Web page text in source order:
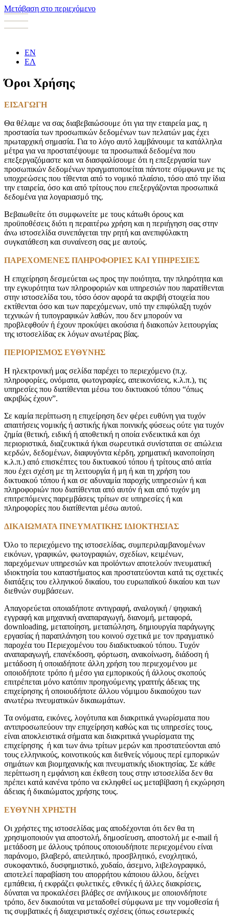
Μετάβαση στο περιεχόμενο
EN
ΕΛ
Όροι Χρήσης
ΕΙΣΑΓΩΓΗ
Θα θέλαμε να σας διαβεβαιώσουμε ότι για την εταιρεία μας, η
προστασία των προσωπικών δεδομένων των πελατών μας έχει
πρωταρχική σημασία. Για το λόγο αυτό λαμβάνουμε τα κατάλληλα
μέτρα για να προστατέψουμε τα προσωπικά δεδομένα που
επεξεργαζόμαστε και να διασφαλίσουμε ότι η επεξεργασία των
προσωπικών δεδομένων πραγματοποιείται πάντοτε σύμφωνα με τις
υποχρεώσεις που τίθενται από το νομικό πλαίσιο, τόσο από την ίδια
την εταιρεία, όσο και από τρίτους που επεξεργάζονται προσωπικά
δεδομένα για λογαριασμό της.
Βεβαιωθείτε ότι συμφωνείτε με τους κάτωθι όρους και
προϋποθέσεις διότι η περαιτέρω χρήση και η περιήγηση σας στην
άνω ιστοσελίδα συνεπάγεται την ρητή και ανεπιφύλακτη
συγκατάθεση και συναίνεση σας με αυτούς.
ΠΑΡΕΧΟΜΕΝΕΣ ΠΛΗΡΟΦΟΡΙΕΣ ΚΑΙ ΥΠΗΡΕΣΙΕΣ
Η επιχείρηση δεσμεύεται ως προς την ποιότητα, την πληρότητα και
την εγκυρότητα των πληροφοριών και υπηρεσιών που παρατίθενται
στην ιστοσελίδα του, τόσο όσον αφορά τα ακριβή στοιχεία που
εκτίθενται όσο και των παρεχόμενων, υπό την επιφύλαξη τυχόν
τεχνικών ή τυπογραφικών λαθών, που δεν μπορούν να
προβλεφθούν ή έχουν προκύψει ακούσια ή διακοπών λειτουργίας
της ιστοσελίδας εκ λόγων ανωτέρας βίας.
ΠΕΡΙΟΡΙΣΜΟΣ ΕΥΘΥΝΗΣ
Η ηλεκτρονική μας σελίδα παρέχει το περιεχόμενο (π.χ.
πληροφορίες, ονόματα, φωτογραφίες, απεικονίσεις, κ.λ.π.), τις
υπηρεσίες που διατίθενται μέσω του δικτυακού τόπου “όπως
ακριβώς έχουν”.
Σε καμία περίπτωση η επιχείρηση δεν φέρει ευθύνη για τυχόν
απαιτήσεις νομικής ή αστικής ή/και ποινικής φύσεως ούτε για τυχόν
ζημία (θετική, ειδική ή αποθετική η οποία ενδεικτικά και όχι
περιοριστικά, διαζευκτικά ή/και σωρευτικά συνίσταται σε απώλεια
κερδών, δεδομένων, διαφυγόντα κέρδη, χρηματική ικανοποίηση
κ.λ.π.) από επισκέπτες του δικτυακού τόπου ή τρίτους από αιτία
που έχει σχέση με τη λειτουργία ή μη ή και τη χρήση του
δικτυακού τόπου ή και σε αδυναμία παροχής υπηρεσιών ή και
πληροφοριών που διατίθενται από αυτόν ή και από τυχόν μη
επιτρεπόμενες παρεμβάσεις τρίτων σε υπηρεσίες ή και
πληροφορίες που διατίθενται μέσω αυτού.
ΔΙΚΑΙΩΜΑΤΑ ΠΝΕΥΜΑΤΙΚΗΣ ΙΔΙΟΚΤΗΣΙΑΣ
Όλο το περιεχόμενο της ιστοσελίδας, συμπεριλαμβανομένων
εικόνων, γραφικών, φωτογραφιών, σχεδίων, κειμένων,
παρεχόμενων υπηρεσιών και προϊόντων αποτελούν πνευματική
ιδιοκτησία του καταστήματος και προστατεύονται κατά τις σχετικές
διατάξεις του ελληνικού δικαίου, του ευρωπαϊκού δικαίου και των
διεθνών συμβάσεων.
Απαγορεύεται οποιαδήποτε αντιγραφή, αναλογική / ψηφιακή
εγγραφή και μηχανική αναπαραγωγή, διανομή, μεταφορά,
downloading, μεταποίηση, μεταπώληση, δημιουργία παράγωγης
εργασίας ή παραπλάνηση του κοινού σχετικά με τον πραγματικό
παροχέα του Περιεχομένου του διαδικτυακού τόπου. Τυχόν
αναπαραγωγή, επανέκδοση, φόρτωση, ανακοίνωση, διάδοση ή
μετάδοση ή οποιαδήποτε άλλη χρήση του περιεχομένου με
οποιοδήποτε τρόπο ή μέσο για εμπορικούς ή άλλους σκοπούς
επιτρέπεται μόνο κατόπιν προηγούμενης γραπτής άδειας της
επιχείρησης ή οποιουδήποτε άλλου νόμιμου δικαιούχου των
ανωτέρω πνευματικών δικαιωμάτων.
Τα ονόματα, εικόνες, λογότυπα και διακριτικά γνωρίσματα που
αντιπροσωπεύουν την επιχείρηση καθώς και τις υπηρεσίες τους,
είναι αποκλειστικά σήματα και διακριτικά γνωρίσματα της
επιχείρησης ή και των άνω τρίτων μερών και προστατεύονται από
τους ελληνικούς, κοινοτικούς και διεθνείς νόμους περί εμπορικών
σημάτων και βιομηχανικής και πνευματικής ιδιοκτησίας. Σε κάθε
περίπτωση η εμφάνιση και έκθεση τους στην ιστοσελίδα δεν θα
πρέπει κατά κανένα τρόπο να εκληφθεί ως μεταβίβαση ή εκχώρηση
άδειας ή δικαιώματος χρήσης τους.
ΕΥΘΥΝΗ ΧΡΗΣΤΗ
Οι χρήστες της ιστοσελίδας μας αποδέχονται ότι δεν θα τη
χρησιμοποιούν για αποστολή, δημοσίευση, αποστολή με e-mail ή
μετάδοση με άλλους τρόπους οποιουδήποτε περιεχομένου είναι
παράνομο, βλαβερό, απειλητικό, προσβλητικό, ενοχλητικό,
συκοφαντικό, δυσφημιστικό, χυδαίο, άσεμνο, λιβελογραφικό,
αποτελεί παραβίαση του απορρήτου κάποιου άλλου, δείχνει
εμπάθεια, ή εκφράζει φυλετικές, εθνικές ή άλλες διακρίσεις,
δύναται να προκαλέσει βλάβες σε ανήλικους με οποιονδήποτε
τρόπο, δεν δικαιούται να μεταδοθεί σύμφωνα με την νομοθεσία ή
τις συμβατικές ή διαχειριστικές σχέσεις (όπως εσωτερικές